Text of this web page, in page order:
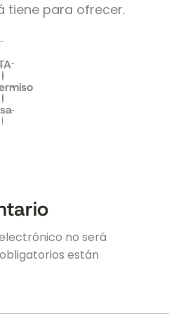
tiene para ofrecer.
no será
están